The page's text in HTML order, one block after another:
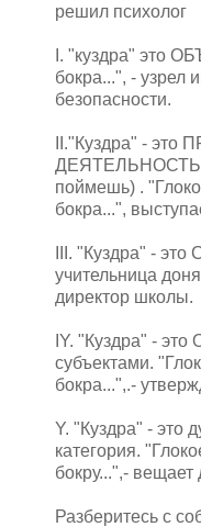
решил психолог
I. "куздра" это
бокра...", - узрел
безопасности.
II."Куздра" -
ДЕЯТЕЛЬНОСТЬ,
поймешь) .
бокра...",
III. "Куздра" -
учительница
директор школы.
IY. "Куздра" -
субъектами.
бокра...",.-
Y. "Куздра" - это
категория.
бокру...",-
Разберитесь с